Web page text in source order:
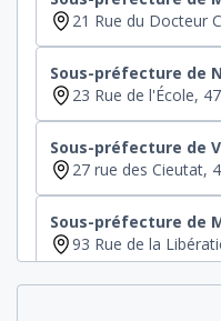
21 Rue du Docteur
Sous-préfecture de
23 Rue de l'École,
Sous-préfecture de
27 rue des Cieutat,
Sous-préfecture de
93 Rue de la